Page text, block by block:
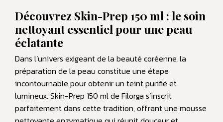
Découvrez Skin-Prep 150 ml : le soin
nettoyant essentiel pour une peau
éclatante
Dans l’univers exigeant de la beauté coréenne, la
préparation de la peau constitue une étape
incontournable pour obtenir un teint purifié et
lumineux. Skin-Prep 150 ml de Filorga s’inscrit
parfaitement dans cette tradition, offrant une mousse